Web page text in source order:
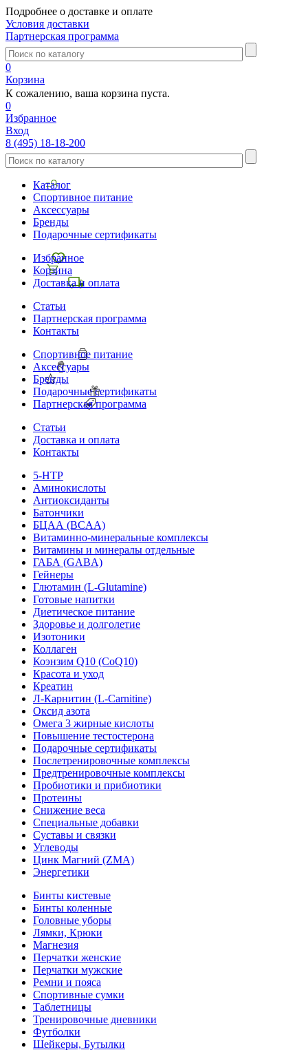
Подробнее о доставке и оплате
Условия доставки
Партнерская программа
0
Корзина
К сожалению, ваша корзина пуста.
0
Избранное
Вход
8 (495) 18-18-200
Каталог
Спортивное питание
Аксессуары
Бренды
Подарочные сертификаты
Избранное
Корзина
Доставка и оплата
Статьи
Партнерская программа
Контакты
Спортивное питание
Аксессуары
Бренды
Подарочные сертификаты
Партнерская программа
Статьи
Доставка и оплата
Контакты
5-HTP
Аминокислоты
Антиоксиданты
Батончики
БЦАА (BCAA)
Витаминно-минеральные комплексы
Витамины и минералы отдельные
ГАБА (GABA)
Гейнеры
Глютамин (L-Glutamine)
Готовые напитки
Диетическое питание
Здоровье и долголетие
Изотоники
Коллаген
Коэнзим Q10 (CoQ10)
Красота и уход
Креатин
Л-Карнитин (L-Сarnitine)
Оксид азота
Омега 3 жирные кислоты
Повышение тестостерона
Подарочные сертификаты
Послетренировочные комплексы
Предтренировочные комплексы
Пробиотики и прибиотики
Протеины
Снижение веса
Специальные добавки
Суставы и связки
Углеводы
Цинк Магний (ZMA)
Энергетики
Бинты кистевые
Бинты коленные
Головные уборы
Лямки, Крюки
Магнезия
Перчатки женские
Перчатки мужские
Ремни и пояса
Спортивные сумки
Таблетницы
Тренировочные дневники
Футболки
Шейкеры, Бутылки